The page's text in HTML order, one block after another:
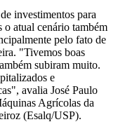
investimentos para
o atual cenário também
pelo fato de
"Tivemos boas
subiram muito.
e
avalia José Paulo
Agrícolas da
(Esalq/USP).